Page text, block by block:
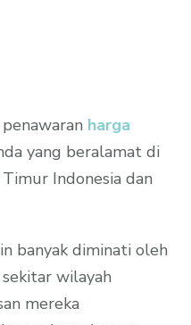
harga
yang beralamat di
Indonesia dan
banyak diminati oleh
wilayah
mereka